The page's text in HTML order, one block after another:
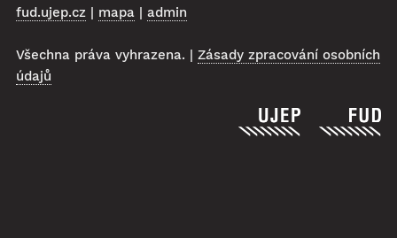
fud.ujep.cz | mapa | admin
Všechna práva vyhrazena. | Zásady zpracování osobních
údajů